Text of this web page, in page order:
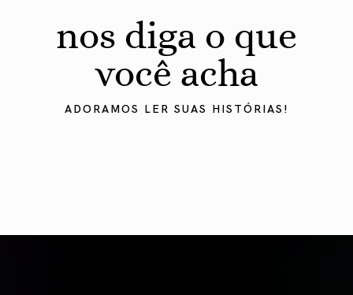
nos diga o que
você acha
ADORAMOS LER SUAS HISTÓRIAS!